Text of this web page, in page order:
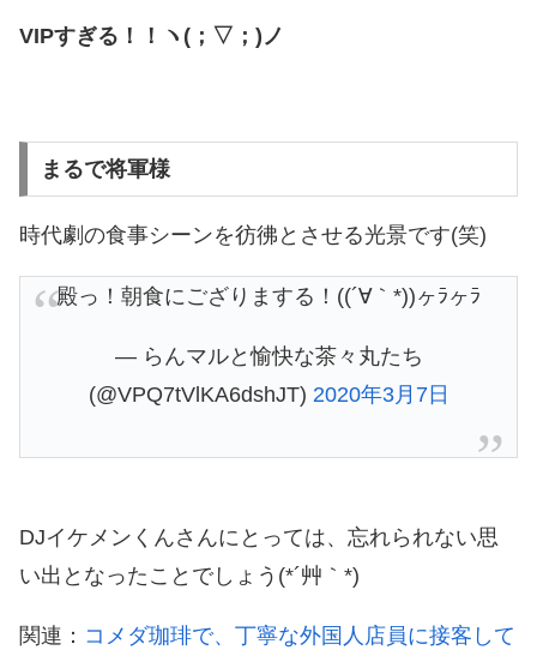
VIPすぎる！！ヽ(；▽；)ノ
まるで将軍様
時代劇の食事シーンを彷彿とさせる光景です(笑)
殿っ！朝食にござりまする！((´∀｀*))ヶﾗヶﾗ
— らんマルと愉快な茶々丸たち
(@VPQ7tVlKA6dshJT) 2020年3月7日
DJイケメンくんさんにとっては、忘れられない思
い出となったことでしょう(*´艸｀*)
関連： コメダ珈琲で、丁寧な外国人店員に接客して